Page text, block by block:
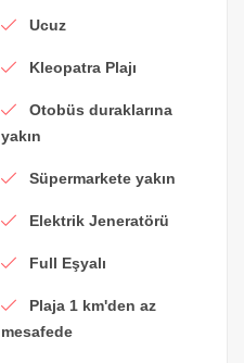
Ucuz
Kleopatra Plajı
Otobüs duraklarına
yakın
Süpermarkete yakın
Elektrik Jeneratörü
Full Eşyalı
Plaja 1 km'den az
mesafede